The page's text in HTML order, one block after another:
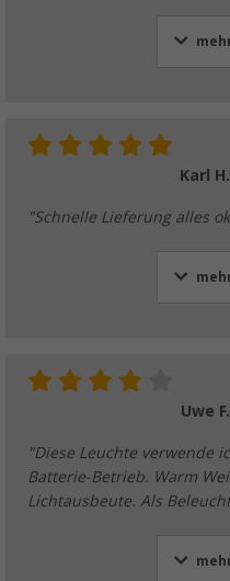
Karl H.
"Schnelle Lieferung alles
Uwe F.
"Diese Leuchte verwende
Batterie-Betrieb. Warm
Lichtausbeute. Als